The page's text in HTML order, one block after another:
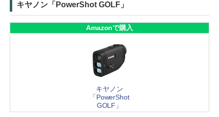
キヤノン「PowerShot GOLF」
Amazonで購入
キヤノン
「PowerShot
GOLF」